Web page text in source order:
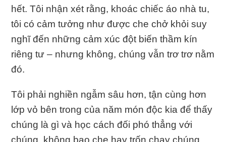
hết. Tôi nhận xét rằng, khoác chiếc áo nhà tu,
tôi có cảm tưởng như được che chở khỏi suy
nghĩ đến những cảm xúc đột biến thầm kín
riêng tư – nhưng không, chúng vẫn trơ trơ nằm
đó.
Tôi phải nghiền ngẫm sâu hơn, tận cùng hơn
lớp vỏ bên trong của năm món độc kia để thấy
chúng là gì và học cách đối phó thẳng với
chúng, không bao che hay trốn chạy chúng